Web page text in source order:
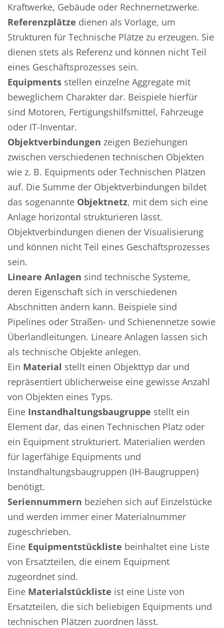
Kraftwerke, Gebäude oder Rechnernetzwerke.
Referenzplätze dienen als Vorlage, um
Strukturen für Technische Plätze zu erzeugen. Sie
dienen stets als Referenz und können nicht Teil
eines Geschäftsprozesses sein.
Equipments stellen einzelne Aggregate mit
beweglichem Charakter dar. Beispiele hierfür
sind Motoren, Fertigungshilfsmittel, Fahrzeuge
oder IT-Inventar.
Objektverbindungen zeigen Beziehungen
zwischen verschiedenen technischen Objekten
wie z. B. Equipments oder Technischen Plätzen
auf. Die Summe der Objektverbindungen bildet
das sogenannte Objektnetz, mit dem sich eine
Anlage horizontal strukturieren lässt.
Objektverbindungen dienen der Visualisierung
und können nicht Teil eines Geschäftsprozesses
sein.
Lineare Anlagen sind technische Systeme,
deren Eigenschaft sich in verschiedenen
Abschnitten ändern kann. Beispiele sind
Pipelines oder Straßen- und Schienennetze sowie
Überlandleitungen. Lineare Anlagen lassen sich
als technische Objekte anlegen.
Ein Material stellt einen Objekttyp dar und
repräsentiert üblicherweise eine gewisse Anzahl
von Objekten eines Typs.
Eine Instandhaltungsbaugruppe stellt ein
Element dar, das einen Technischen Platz oder
ein Equipment strukturiert. Materialien werden
für lagerfähige Equipments und
Instandhaltungsbaugruppen (IH-Baugruppen)
benötigt.
Seriennummern beziehen sich auf Einzelstücke
und werden immer einer Materialnummer
zugeschrieben.
Eine Equipmentstückliste beinhaltet eine Liste
von Ersatzteilen, die einem Equipment
zugeordnet sind.
Eine Materialstückliste ist eine Liste von
Ersatzteilen, die sich beliebigen Equipments und
technischen Plätzen zuordnen lässt.